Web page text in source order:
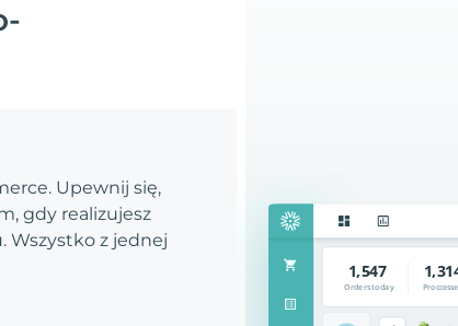
Upewnij się,
gdy realizujesz
Wszystko z jednej